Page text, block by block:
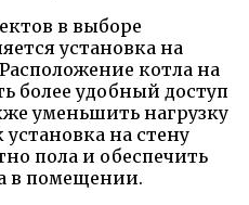
в выборе
установка на
котла на
более удобный доступ
уменьшить нагрузку
на стену
пола и обеспечить
в помещении.